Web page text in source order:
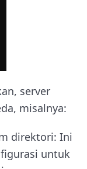
server
misalnya:
direktori: Ini
untuk